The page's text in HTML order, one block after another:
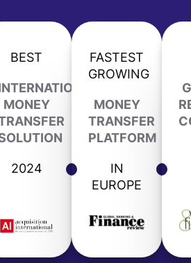
BEST
MONEY
2024
FASTEST
GROWING
MONEY
TRANSFER
PLATFORM
IN
EUROPE